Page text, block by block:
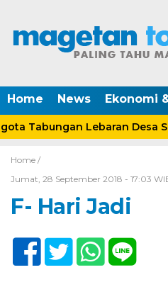
Home News Ekonomi
Tabungan Lebaran Desa
Home /
Jumat, 28 September 2018 - 17:03
F- Hari Jadi